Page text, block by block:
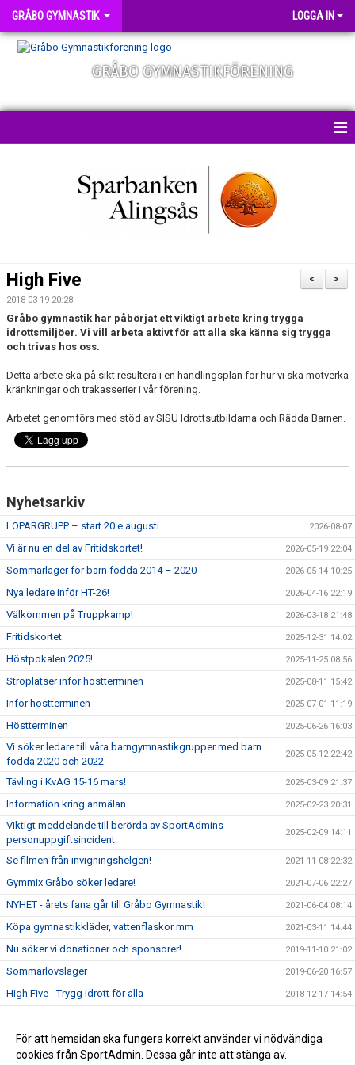
GRÅBO GYMNASTIK LOGGA IN
GRÅBO GYMNASTIKFÖRENING
PRISER
FRITIDSKORTET
>
<
High Five
2018-03-19 20:28
Gråbo gymnastik har påbörjat ett viktigt arbete kring trygga
idrottsmiljöer. Vi vill arbeta aktivt för att alla ska känna sig trygga
och trivas hos oss.
Detta arbete ska på sikt resultera i en handlingsplan för hur vi ska motverka
kränkningar och trakasserier i vår förening.
Arbetet genomförs med stöd av SISU Idrottsutbildarna och Rädda Barnen.
Nyhetsarkiv
LÖPARGRUPP – start 20:e augusti 2026-08-07
Vi är nu en del av Fritidskortet! 2026-05-19 22:04
Sommarläger för barn födda 2014 – 2020 2026-05-14 10:25
Nya ledare inför HT-26! 2026-04-16 22:19
Välkommen på Truppkamp! 2026-03-18 21:48
Fritidskortet 2025-12-31 14:02
Höstpokalen 2025! 2025-11-25 08:56
Ströplatser inför höstterminen 2025-08-11 15:42
Inför höstterminen 2025-07-01 11:19
Höstterminen 2025-06-26 16:03
Vi söker ledare till våra barngymnastikgrupper med barn
födda 2020 och 2022
2025-05-12 22:42
Tävling i KvAG 15-16 mars! 2025-03-09 21:37
Information kring anmälan 2025-02-23 20:31
Viktigt meddelande till berörda av SportAdmins
personuppgiftsincident
2025-02-09 14:11
Se filmen från invigningshelgen! 2021-11-08 22:32
Gymmix Gråbo söker ledare! 2021-07-06 22:27
NYHET - årets fana går till Gråbo Gymnastik! 2021-06-04 08:14
Köpa gymnastikkläder, vattenflaskor mm 2021-03-11 14:44
Nu söker vi donationer och sponsorer! 2019-11-10 21:02
Sommarlovsläger 2019-06-20 16:57
High Five - Trygg idrott för alla 2018-12-17 14:54
Gråbo Gymnastiks nya maskot! 2017-10-22 23:17
Invigning av Mjörnbotorget - Hela föreningen var med! 2017-04-24 14:23
För att hemsidan ska fungera korrekt använder vi nödvändiga
cookies från SportAdmin. Dessa går inte att stänga av.